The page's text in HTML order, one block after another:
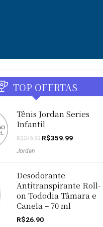
TOP OFERTAS
Tênis Jordan Series
Infantil
R$549.99 O
R$359.99O
Jordan
Desodorante
Antitranspirante Roll-
on Tododia Tâmara e
Canela – 70 ml
R$26.90